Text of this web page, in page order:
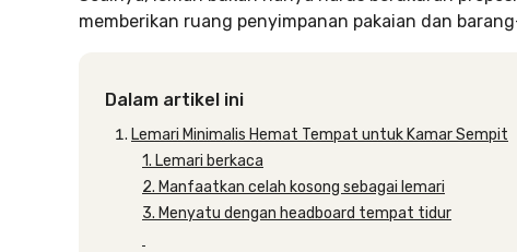
memberikan ruang penyimpanan pakaian dan
Dalam artikel ini
Lemari Minimalis Hemat Tempat untuk Kamar Sempit
1. Lemari berkaca
2. Manfaatkan celah kosong sebagai lemari
3. Menyatu dengan headboard tempat tidur